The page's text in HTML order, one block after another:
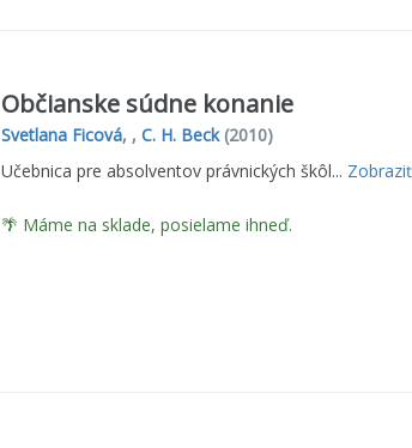
Občianske súdne konanie
Svetlana Ficová, , C. H. Beck(2010)
Učebnica pre absolventov právnických škôl...
🌴 Máme na sklade, posielame ihneď.